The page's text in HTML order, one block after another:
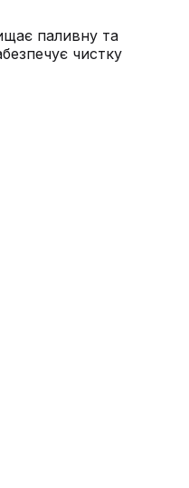
паливну та
чистку